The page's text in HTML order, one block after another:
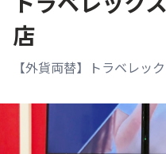
店
【外貨両替】トラベレッ